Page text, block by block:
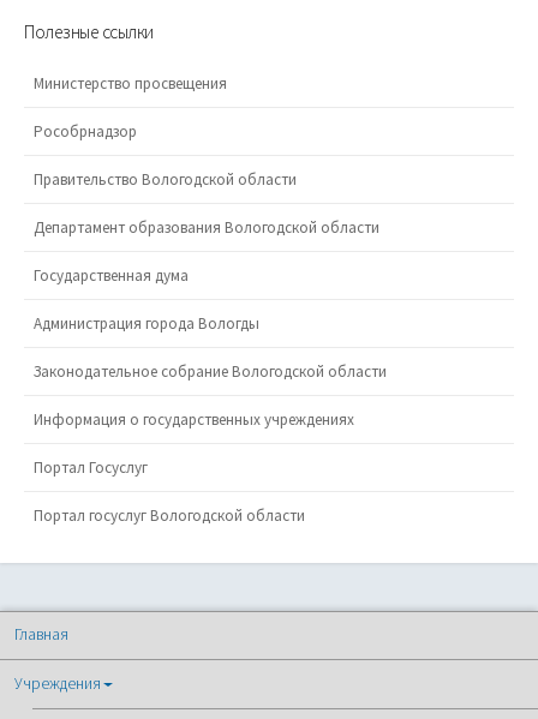
Полезные ссылки
Министерство просвещения
Рособрнадзор
Правительство Вологодской области
Департамент образования Вологодской области
Государственная дума
Администрация города Вологды
Законодательное собрание Вологодской области
Информация о государственных учреждениях
Портал Госуслуг
Портал госуслуг Вологодской области
Главная
Учреждения